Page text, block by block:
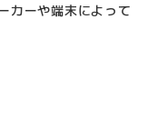
カーや端末によって